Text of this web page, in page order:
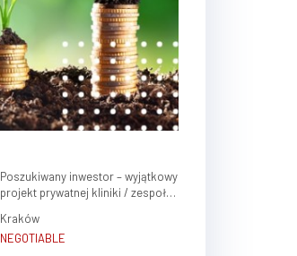
Poszukiwany inwestor – wyjątkowy
projekt prywatnej kliniki / zespołu
Krakowa (Krowodrza)
Kraków
NEGOTIABLE